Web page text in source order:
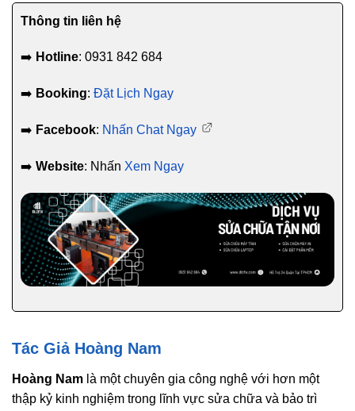
Thông tin liên hệ
➡️ Hotline: 0931 842 684
➡️ Booking: Đặt Lịch Ngay
➡️ Facebook: Nhấn Chat Ngay
➡️ Website: Nhấn Xem Ngay
Tác Giả Hoàng Nam
Hoàng Nam là một chuyên gia công nghệ với hơn một
thập kỷ kinh nghiệm trong lĩnh vực sửa chữa và bảo trì